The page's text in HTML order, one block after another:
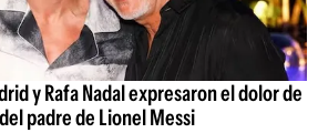
y Rafa Nadal expresaron el dolor de
padre de Lionel Messi